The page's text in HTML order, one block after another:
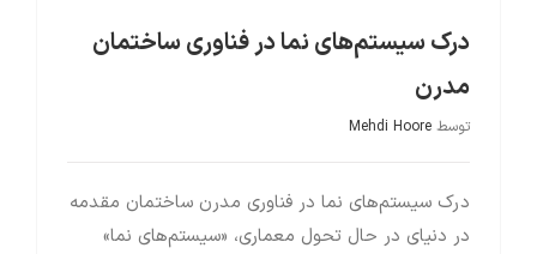
درک سیستم‌های نما در فناوری ساختمان
مدرن
توسط Mehdi Hoore
درک سیستم‌های نما در فناوری مدرن ساختمان مقدمه
در دنیای در حال تحول معماری، «سیستم‌های نما»